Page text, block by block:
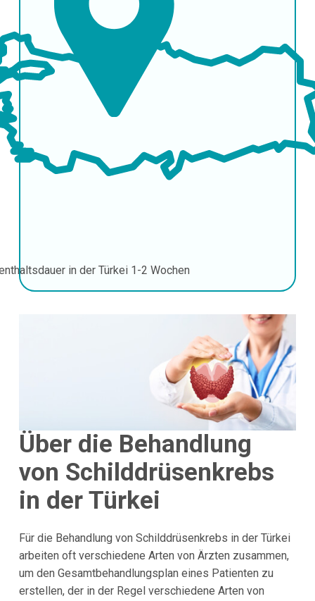
in der Türkei 1-2 Wochen
Über die Behandlung
von Schilddrüsenkrebs
in der Türkei
Für die Behandlung von Schilddrüsenkrebs in der Türkei
arbeiten oft verschiedene Arten von Ärzten zusammen,
um den Gesamtbehandlungsplan eines Patienten zu
erstellen, der in der Regel verschiedene Arten von